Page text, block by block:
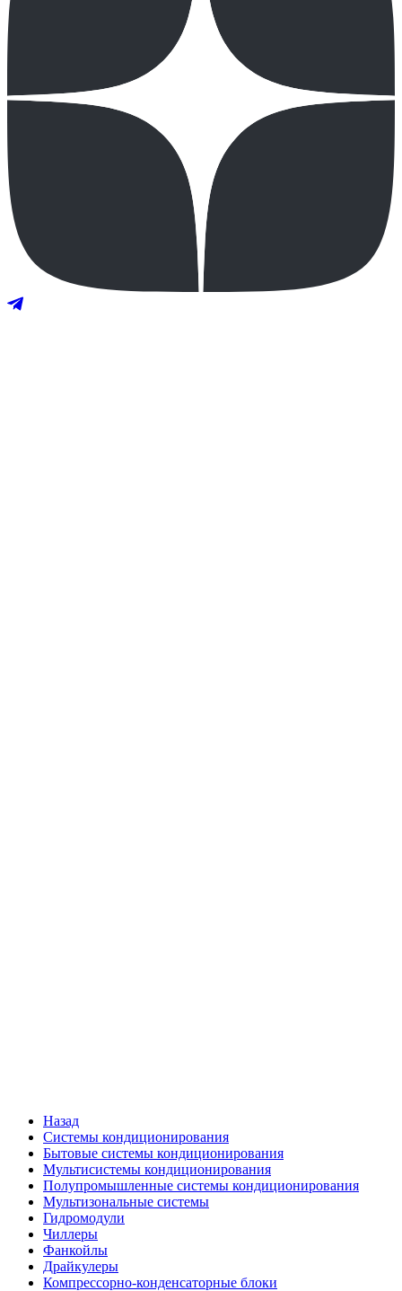
Назад
Системы кондиционирования
Бытовые системы кондиционирования
Мультисистемы кондиционирования
Полупромышленные системы кондиционирования
Мультизональные системы
Гидромодули
Чиллеры
Фанкойлы
Драйкулеры
Компрессорно-конденсаторные блоки